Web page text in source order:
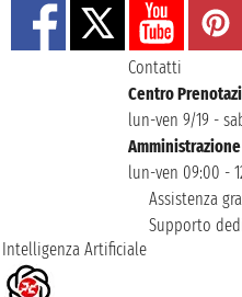
Contatti
Centro
lun-ven 9/19 -
lun-ven 09:00 -
Assistenza
Supporto
Intelligenza Artificiale